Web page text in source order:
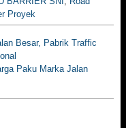
Proyek
Besar, Pabrik Traffic
Paku Marka Jalan